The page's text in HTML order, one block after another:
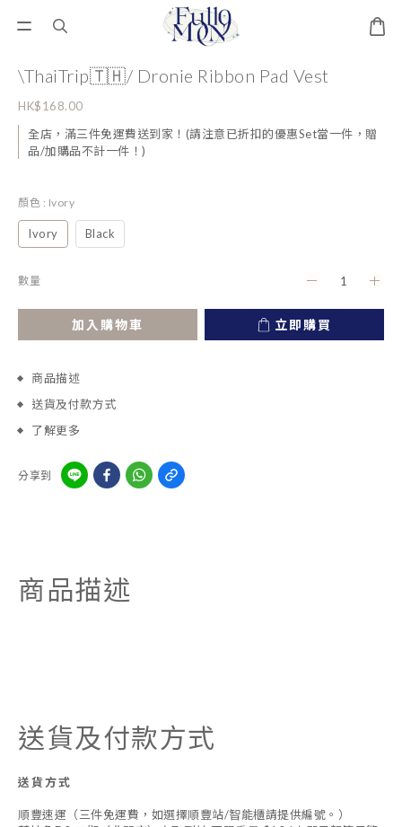
\ThaiTrip🇹🇭/ Dronie Ribbon Pad Vest
HK$168.00
全店，滿三件免運費送到家！(請注意已折扣的優惠Set當一件，贈
品/加購品不計一件！)
顏色 : Ivory
Ivory Black
數量
加入購物車 立即購買
商品描述
送貨及付款方式
了解更多
分享到
商品描述
送貨及付款方式
送貨方式
順豐速運（三件免運費，如選擇順豐站/智能櫃請提供編號。）